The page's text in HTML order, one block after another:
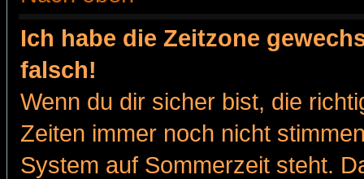
Ich habe die Zeitzone
falsch!
Wenn du dir sicher bist, die
Zeiten immer noch nicht
System auf Sommerzeit steht.